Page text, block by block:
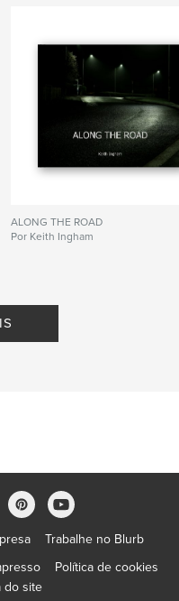
ALONG THE ROAD
Por Keith Ingham
Trabalhe no Blurb
Política de cookies
do site